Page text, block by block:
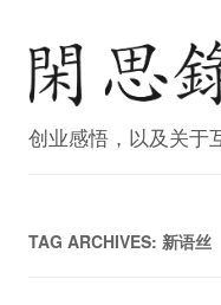
创业感悟，以及关于
TAG ARCHIVES: 新语丝